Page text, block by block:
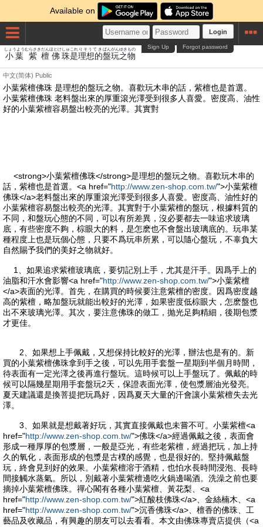
Available on
Login
Forgot password
Sign Up
小葉
しょうよう
紫
むらさき
檀
だん
佛
ほとけ
珠
しゅ
是
これ
理想的
りそうてき
盤
ばん
玩
がん
之
ゆき
物
もの
中文(简体) Public
小葉紫檀佛珠 是理想的盤玩之物。喜歡玩木串的話，紫檀也是首選。
小葉紫檀佛珠 老料盤出來的厚重滾光澤受到很多人喜愛。密度高、油性
好的小葉紫檀容易盤出較亮的光澤。其實對
話，紫檀也是首選。<a href="http://www.zen-shop.com.tw/">小葉紫檀
佛珠</a>老料盤出來的厚重滾光澤受到很多人喜愛。密度高、油性好的
小葉紫檀容易盤出較亮的光澤。其實對于小葉紫檀的盤玩，根據料質的
不同，和盤玩心態的不同，可以有所差異，沒必要都去一味追求玻璃
底，有些密度不夠，棕眼大的料，是怎麽也不會盤出玻璃底的。玩串某
種程度上也是玩個心態，只要不爲玩串所累，可以隨心盤玩，不辜負大
自然賜予我們的美好之物就好。
油脂和汗水會影響<a href="http://www.zen-shop.com.tw/">小葉紫檀
</a>表面的光澤。首先，在購買的時候要注意紫檀的密度。因爲密度越
高的紫檀，略加盤玩就能出較好的光澤，如果密度低棕眼大，怎麽盤也
出不來玻璃光澤。其次，要注意佛珠的做工，抛光足夠精細，後期包漿
才更佳。
2、如果想上手佩戴，又想保持比較好的光澤，辦法也是有的。新
買的小葉紫檀佛珠拿到手之後，可以先用手套盤一星期到半個月時間，
待表面有一定光澤之後再進行盤玩。這時候可以上手盤玩了。佩戴的時
候可以隔幾星期用手套盤玩2天，保證表面光澤，使包漿層油光發亮。
夏天建議還是換菩提把玩爲好，因爲夏天大量的汗會讓小葉紫檀失去光
澤。
3、如果就是想戴著好玩，其實直接佩戴也未嘗不可。小葉紫檀<a
href="http://www.zen-shop.com.tw/">佛珠</a>經過佩戴之後，表面會
形成一種厚厚的包漿層，一般是亞光，有些老紫檀，經過把玩，加上持
久的氧化，表面形成的包漿是古樸的感覺，也是很好的。堅持佩戴盤
玩，終會見到好的效果。小葉紫檀溶于酒精，也怕水長時間浸泡、長時
間接觸水蒸氣。所以，別戴著小葉紫檀邊吃火鍋邊喝酒。洗澡之前也要
摘掉小葉紫檀佛珠。禪心閣有各種小葉紫檀、黃花梨、<a
href="http://www.zen-shop.com.tw/">紅酸枝佛珠</a>、金絲楠木、<a
href="http://www.zen-shop.com.tw/">沉香佛珠</a>、檀香的佛珠、工
藝品及收藏品，有興趣的朋友可以去看看。本文由佛珠專賣店提供（<a